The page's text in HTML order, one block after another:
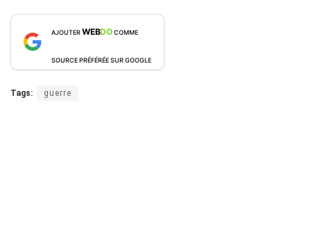
AJOUTERWEBDOCOMME
SOURCE PRÉFÉRÉE SUR GOOGLE
Tags: guerre